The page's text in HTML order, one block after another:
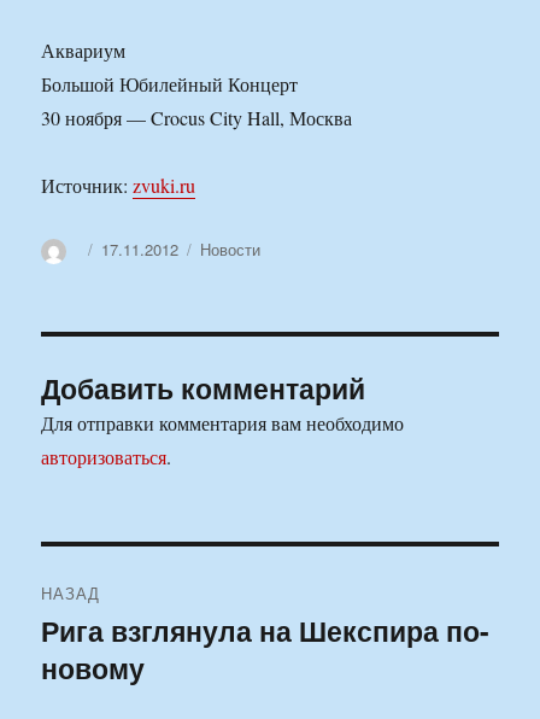
Аквариум
Большой Юбилейный Концерт
30 ноября — Crocus City Hall, Москва
Источник:zvuki.ru
АвторОпубликовано
17.11.2012 Рубрики
Новости
Добавить комментарий
Для отправки комментария вам необходимо
авторизоваться.
по
записям
НАЗАД
Предыдущая
запись:
Рига взглянула на Шекспира по-
новому